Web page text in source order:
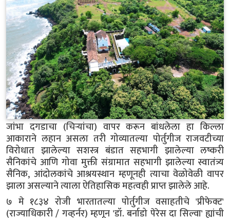
जांभा दगडाचा (चिऱ्यांचा) वापर करून बांधलेला हा किल्ला
आकाराने लहान असला तरी गोव्यातल्या पोर्तुगीज राजवटीच्या
विरोधात झालेल्या सशस्त्र बंडात सहभागी झालेल्या लष्करी
सैनिकांचे आणि गोवा मुक्ती संग्रामात सहभागी झालेल्या स्वातंत्र्य
सैनिक, आंदोलकांचे आश्रयस्थान म्हणूनही त्याचा वेळोवेळी वापर
झाला असल्याने त्याला ऐतिहासिक महत्वही प्राप्त झालेले आहे.
७ मे १८३४ रोजी भारतातल्या पोर्तुगीज वसाहतीचे 'प्रीफेक्ट'
(राज्याधिकारी / गव्हर्नर) म्हणून 'डॉ. बर्नाडो पेरेस दा सिल्वा' ह्यांची